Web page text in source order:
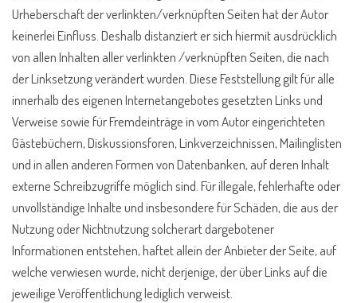
Urheberschaft der verlinkten/verknüpften Seiten hat der Autor
keinerlei Einfluss. Deshalb distanziert er sich hiermit ausdrücklich
von allen Inhalten aller verlinkten /verknüpften Seiten, die nach
der Linksetzung verändert wurden. Diese Feststellung gilt für alle
innerhalb des eigenen Internetangebotes gesetzten Links und
Verweise sowie für Fremdeinträge in vom Autor eingerichteten
Gästebüchern, Diskussionsforen, Linkverzeichnissen, Mailinglisten
und in allen anderen Formen von Datenbanken, auf deren Inhalt
externe Schreibzugriffe möglich sind. Für illegale, fehlerhafte oder
unvollständige Inhalte und insbesondere für Schäden, die aus der
Nutzung oder Nichtnutzung solcherart dargebotener
Informationen entstehen, haftet allein der Anbieter der Seite, auf
welche verwiesen wurde, nicht derjenige, der über Links auf die
jeweilige Veröffentlichung lediglich verweist.